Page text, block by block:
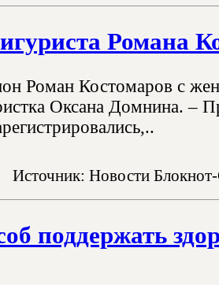
Романа
Роман Костомаров с
Оксана Домнина. –
Источник: Новости
поддержать